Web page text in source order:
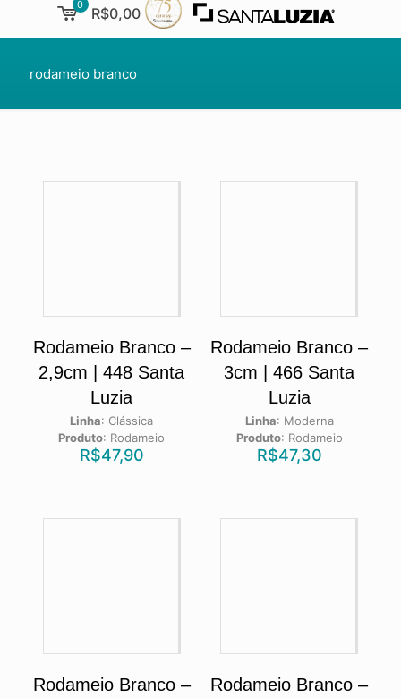
0 R$0,00
rodameio branco
Rodameio Branco –
2,9cm | 448 Santa
Luzia
Linha:Clássica
Produto: Rodameio
R$47,90
Rodameio Branco –
3cm | 466 Santa
Luzia
Linha: Moderna
Produto: Rodameio
R$47,30
Rodameio Branco –
Rodameio Branco –